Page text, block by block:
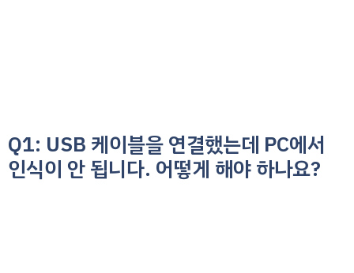
Q1: USB 케이블을 연결했는데 PC에서
인식이 안 됩니다. 어떻게 해야 하나요?